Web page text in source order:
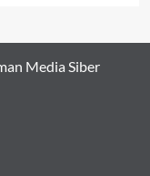
Media Siber